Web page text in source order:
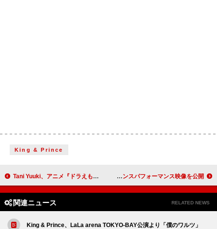
King & Prince
Tani Yuuki、アニメ『ドラえもん』ED曲「もしものがたり」ダンスムービー公開 BUDDiiS、前向きな表情が映し出された「Dear」ダンスパフォーマンス映像を公開
関連ニュース RELATED NEWS
King & Prince、LaLa arena TOKYO-BAY公演より「僕のワルツ」